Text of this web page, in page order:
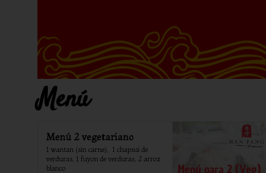
Menú
Menú 2 vegetariano
1 wantan (sin carne),  1 chapsui de
verduras, 1 fuyon de verduras, 2 arroz
blanco